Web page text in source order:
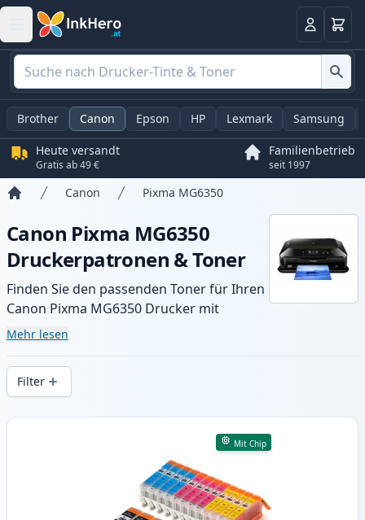
Anmelden
Brother Canon Epson HP Lexmark Samsung
Heute versandt
Gratis ab 49 €
Familienbetrieb
seit 1997
Canon Pixma MG6350
Canon Pixma MG6350
Druckerpatronen & Toner
Finden Sie den passenden Toner für Ihren
Canon Pixma MG6350 Drucker mit
unserer Auswahl an kompatiblen und XL-
gleichbleibender Druckqualität und
schnellem Versand aus lokalem Lager in .
Mehr lesen
Filter
Produkte
Mit Chip